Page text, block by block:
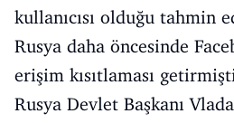
kullanıcısı olduğu tahmin
Rusya daha öncesinde
erişim kısıtlaması
Rusya Devlet Başkanı